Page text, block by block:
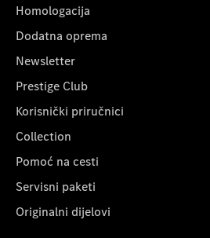
Homologacija
Dodatna oprema
Newsletter
Prestige Club
Korisnički priručnici
Collection
Pomoć na cesti
Servisni paketi
Originalni dijelovi